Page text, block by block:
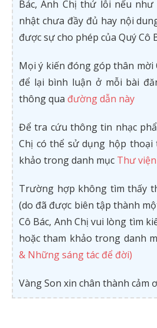
Bác, Anh Chị thứ lỗi nếu
nhật chưa đầy đủ hay nội
được sự cho phép của Quý Cô
Mọi ý kiến đóng góp thân mời
để lại bình luận ở mỗi bài
thông qua đường dẫn này
Để tra cứu thông tin nhạc
Chị có thể sử dụng hộp thoại
khảo trong danh mục Thư
Trường hợp không tìm thấy
(do đã được biên tập thành
Cô Bác, Anh Chị vui lòng tìm
hoặc tham khảo trong danh
& Những sáng tác để đời)
Vàng Son xin chân thành cảm